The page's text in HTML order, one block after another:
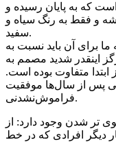
که به پایان رسیده و
و فقط به رنگ سیاه و
سفید.
برای آن باید نسبت به
اینقدر شدید مصمم به
ابتدا متفاوت بوده است.
پس از سال‌ها موفقیت
فراموش‌نشدنی.
تر شدن وجود دارد: از
دیگر افرادی که در خط